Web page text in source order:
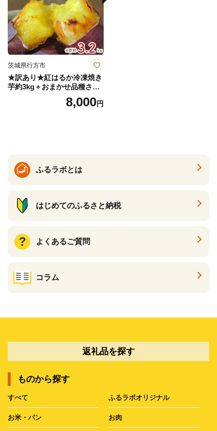
茨城県行方市
★訳あり★紅はるか冷凍焼き
芋約3kg＋おまかせ品種さつ
まいも 合計約3.2kg｜さつ
まいも サツマイモ さつま芋
8,000円
ふるラボとは
はじめてのふるさと納税
よくあるご質問
コラム
返礼品を探す
ものから探す
すべて ふるラボオリジナル
お米・パン お肉